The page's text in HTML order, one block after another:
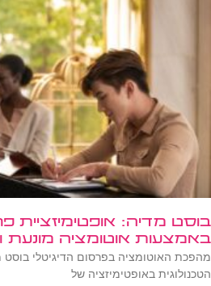
בוסט מדיה: אופטימיזציית
באמצעות אוטומציה מונעת AI
מהפכת האוטומציה בפרסום הדיגיטלי
הטכנולוגית באופטימיזציה של